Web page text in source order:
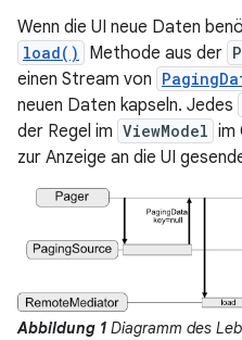
Wenn die UI neue Daten
load() Methode aus der
einen Stream von
neuen Daten kapseln. Jedes
der Regel im ViewModel im
zur Anzeige an die UI
Abbildung 1 Diagramm des